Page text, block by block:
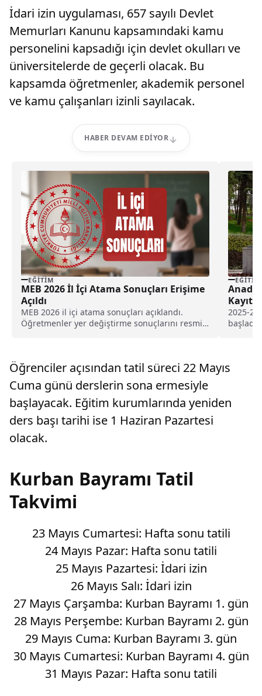
İdari izin uygulaması, 657 sayılı Devlet
Memurları Kanunu kapsamındaki kamu
personelini kapsadığı için devlet okulları ve
üniversitelerde de geçerli olacak. Bu
kapsamda öğretmenler, akademik personel
ve kamu çalışanları izinli sayılacak.
HABER DEVAM EDIYOR
EĞITIM
MEB 2026 İl İçi Atama Sonuçları Erişime
Açıldı
MEB 2026 il içi atama sonuçları açıklandı.
Öğretmenler yer değiştirme sonuçlarını resmi
EĞITIM
Kayıt
2025-
Öğrenciler açısından tatil süreci 22 Mayıs
Cuma günü derslerin sona ermesiyle
başlayacak. Eğitim kurumlarında yeniden
ders başı tarihi ise 1 Haziran Pazartesi
olacak.
Kurban Bayramı Tatil
Takvimi
23 Mayıs Cumartesi: Hafta sonu tatili
24 Mayıs Pazar: Hafta sonu tatili
25 Mayıs Pazartesi: İdari izin
26 Mayıs Salı: İdari izin
27 Mayıs Çarşamba: Kurban Bayramı 1. gün
28 Mayıs Perşembe: Kurban Bayramı 2. gün
29 Mayıs Cuma: Kurban Bayramı 3. gün
30 Mayıs Cumartesi: Kurban Bayramı 4. gün
31 Mayıs Pazar: Hafta sonu tatili